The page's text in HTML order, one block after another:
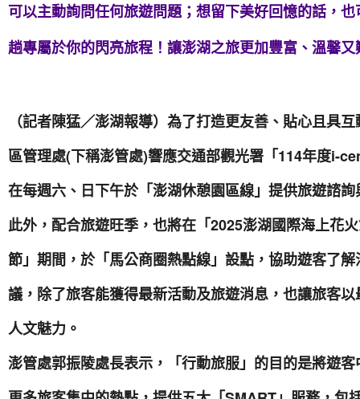
可以主動詢問任何旅遊問題；想留下美好回憶的話，
趟專屬於你的閃亮旅程！讓澎湖之旅更加豐富、溫馨又
（記者陳猛／澎湖報導）為了打造更友善、貼心且具
區管理處(下稱澎管處)響應交通部觀光署「114年度i-
在每週六、日下午於「澎湖休憩園區線」提供旅遊諮
此外，配合旅遊旺季，也將在「2025澎湖國際海上花
節」期間，於「馬公商圈熱點線」設點，協助遊客了
議，除了旅客能獲得最新活動及旅遊消息，也讓旅客
人文魅力。
澎管處郭振陵處長表示，「行動旅服」的目的是將遊